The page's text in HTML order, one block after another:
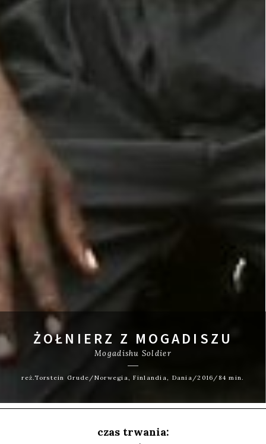
ŻOŁNIERZ Z MOGADISZU
Mogadishu Soldier
reż.Torstein Grude/Norwegia, Finlandia, Dania/2016/84 min.
czas trwania: